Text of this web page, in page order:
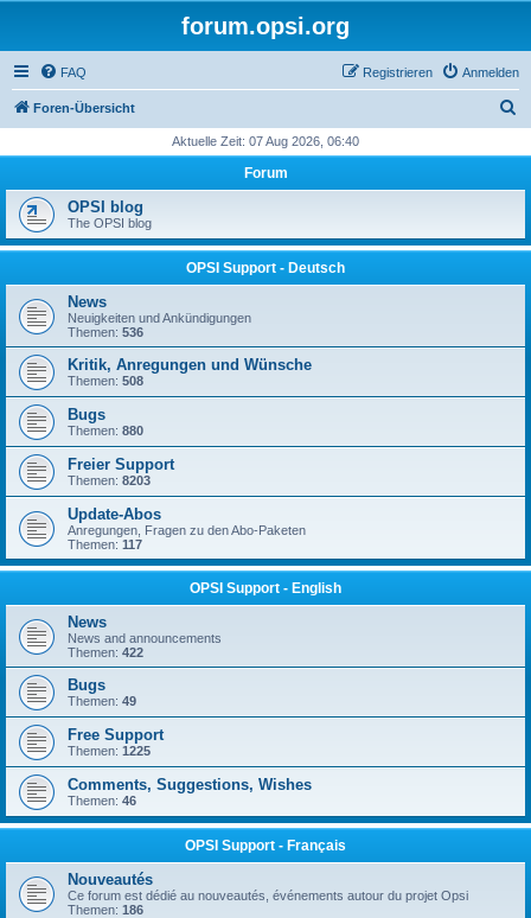
forum.opsi.org
FAQ Anmelden
Registrieren
Foren-Übersicht
h
Aktuelle Zeit: 07 Aug 2026, 06:40
Forum
OPSI blog
The OPSI blog
OPSI Support - Deutsch
News
Neuigkeiten und Ankündigungen
Themen: 536
Kritik, Anregungen und Wünsche
Themen: 508
Bugs
Themen: 880
Freier Support
Themen: 8203
Update-Abos
Anregungen, Fragen zu den Abo-Paketen
Themen: 117
OPSI Support - English
News
News and announcements
Themen: 422
Bugs
Themen: 49
Free Support
Themen: 1225
Comments, Suggestions, Wishes
Themen: 46
OPSI Support - Français
Nouveautés
Ce forum est dédié au nouveautés, événements autour du projet Opsi
Themen: 186